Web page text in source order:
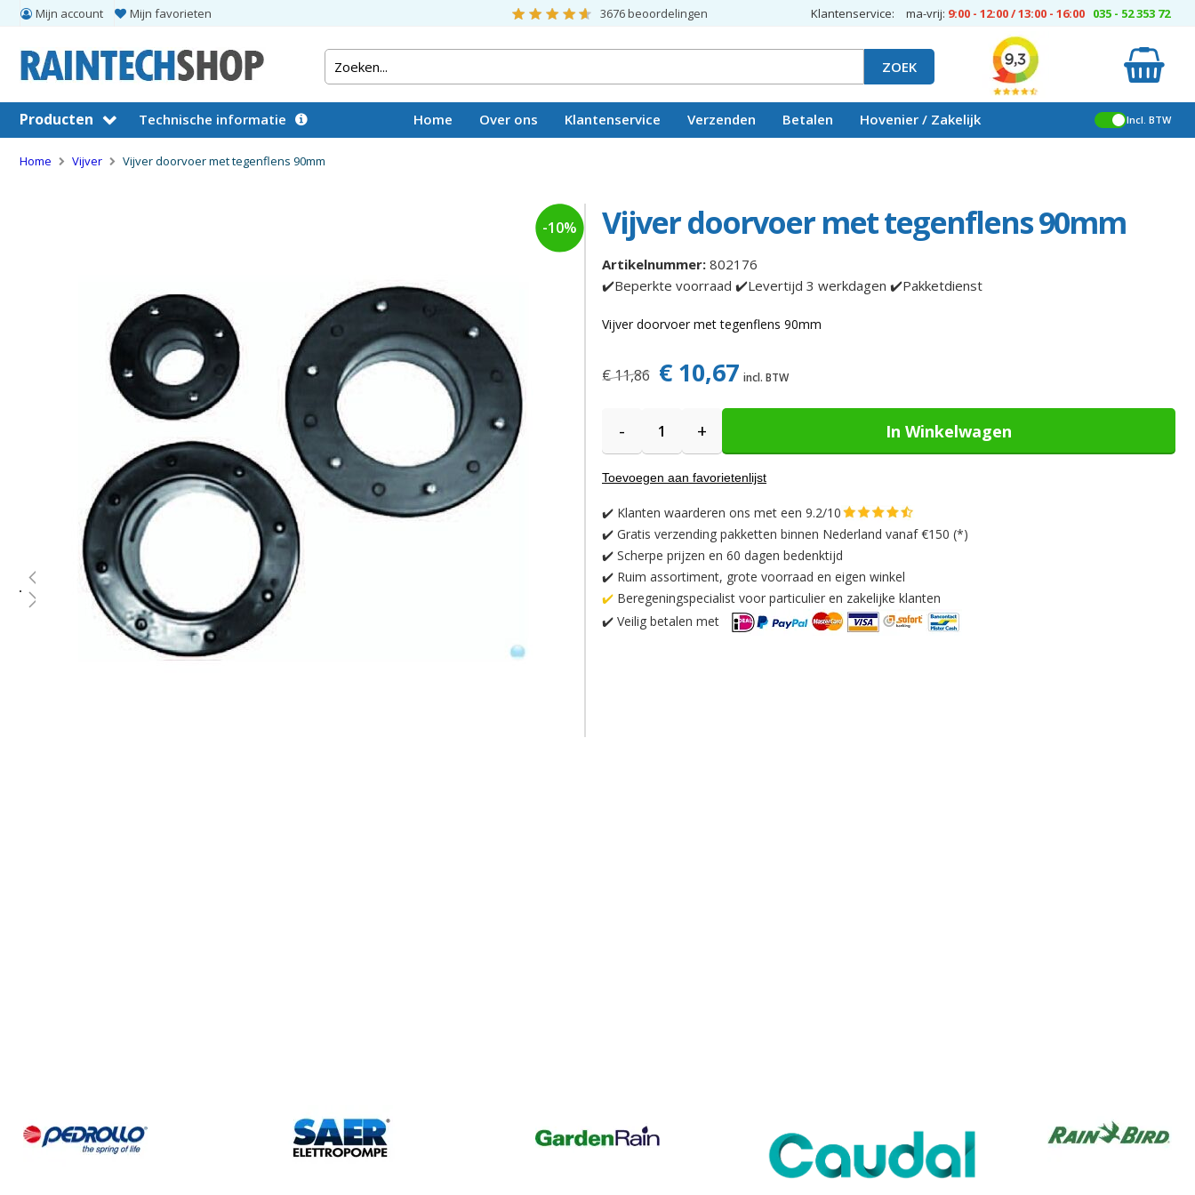
Mijn account Mijn favorieten Klantenservice: ma-vrij: 9:00 - 12:00 / 13:00 - 16:00 035 - 52 353 72
3676beoordelingen
Incl. BTW
ZOEK
Producten Technische informatie Home Over ons Klantenservice Verzenden Betalen
Hovenier / Zakelijk
Home Vijver Vijver doorvoer met tegenflens 90mm
-10% Vijver doorvoer met tegenflens 90mm
Artikelnummer: 802176
✔️Beperkte voorraad ✔️Levertijd 3 werkdagen ✔️Pakketdienst
Vijver doorvoer met tegenflens 90mm
€ 10,67
€ 11,86
- + In Winkelwagen
Toevoegen aan favorietenlijst
✔️ Klanten waarderen ons met een 9.2/10
✔️ Gratis verzending pakketten binnen Nederland vanaf €150 (*)
✔️ Scherpe prijzen en 60 dagen bedenktijd
✔️ Ruim assortiment, grote voorraad en eigen winkel
✔️ Beregeningspecialist voor particulier en zakelijke klanten
✔️ Veilig betalen met